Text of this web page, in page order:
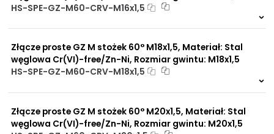
Zalety
ocynkowanej lub stali
normą DIN 2353 (PN-ISO
8437-1).
Zwiększona ochrona przed
Praca pod wysokim
ciśnieniem
Brak adsorpcji
nieprzyjemnych zapachów
HS-SPE-GZ-M60-CRV-M16x1,5
Złącze proste GZ M stożek 60° M18x1,5, Materiał: Stal
węglowa Cr(VI)-free/Zn-Ni, Rozmiar gwintu: M18x1,5
HS-SPE-GZ-M60-CRV-M18x1,5
Złącze proste GZ M stożek 60° M20x1,5, Materiał: Stal
węglowa Cr(VI)-free/Zn-Ni, Rozmiar gwintu: M20x1,5